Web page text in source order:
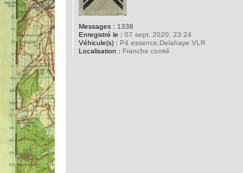
Messages : 1338
Enregistré le : 07 sept. 2020, 23:24
Véhicule(s) : P4 essence,Delahaye VLR
Localisation : Franche comté